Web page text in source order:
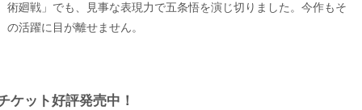
術廻戦」でも、見事な表現力で五条悟を演じ切りました。今作もそ
の活躍に目が離せません。
ケット好評発売中！